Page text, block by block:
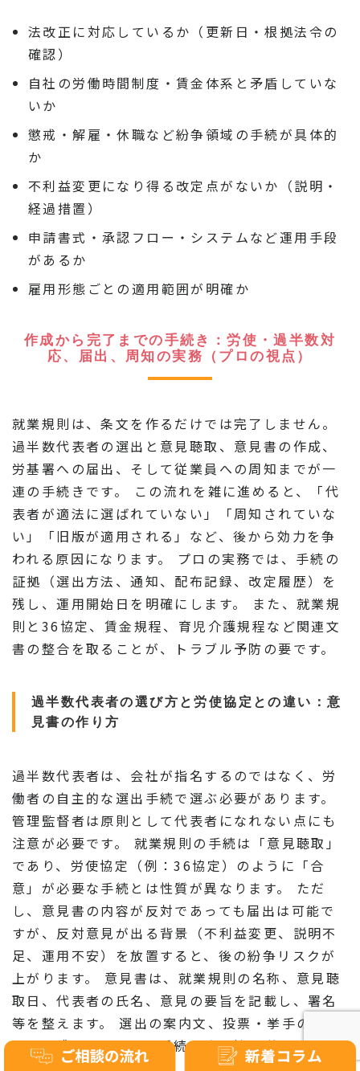
法改正に対応しているか（更新日・根拠法令の
確認）
自社の労働時間制度・賃金体系と矛盾していな
いか
懲戒・解雇・休職など紛争領域の手続が具体的
か
不利益変更になり得る改定点がないか（説明・
経過措置）
申請書式・承認フロー・システムなど運用手段
があるか
雇用形態ごとの適用範囲が明確か
作成から完了までの手続き：労使・過半数対
応、届出、周知の実務（プロの視点）
就業規則は、条文を作るだけでは完了しません。
過半数代表者の選出と意見聴取、意見書の作成、
労基署への届出、そして従業員への周知までが一
連の手続きです。 この流れを雑に進めると、「代
表者が適法に選ばれていない」「周知されていな
い」「旧版が適用される」など、後から効力を争
われる原因になります。 プロの実務では、手続の
証拠（選出方法、通知、配布記録、改定履歴）を
残し、運用開始日を明確にします。 また、就業規
則と36協定、賃金規程、育児介護規程など関連文
書の整合を取ることが、トラブル予防の要です。
過半数代表者の選び方と労使協定との違い：意
見書の作り方
過半数代表者は、会社が指名するのではなく、労
働者の自主的な選出手続で選ぶ必要があります。
管理監督者は原則として代表者になれない点にも
注意が必要です。 就業規則の手続は「意見聴取」
であり、労使協定（例：36協定）のように「合
意」が必要な手続とは性質が異なります。 ただ
し、意見書の内容が反対であっても届出は可能で
すが、反対意見が出る背景（不利益変更、説明不
足、運用不安）を放置すると、後の紛争リスクが
上がります。 意見書は、就業規則の名称、意見聴
取日、代表者の氏名、意見の要旨を記載し、署名
等を整えます。 選出の案内文、投票・挙手の記録
なども残しておくと、手続の適法性を説明しやす